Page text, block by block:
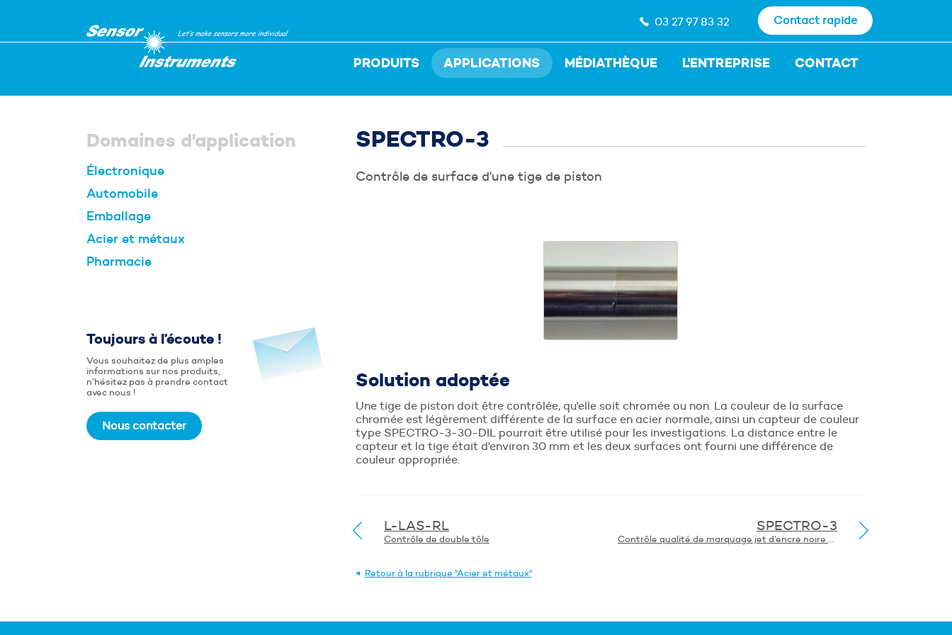
Être rappelé par un conseiller
Votre nom et prénom
Votre téléphone
03 27 97 83 32 Contact rapide
PRODUITS APPLICATIONS MÉDIATHÈQUE L'ENTREPRISE CONTACT
SPECTRO-3
Contrôle de surface d'une tige de piston
Solution adoptée
Une tige de piston doit être contrôlée, qu'elle soit chromée ou non. La couleur de la surface
chromée est légèrement différente de la surface en acier normale, ainsi un capteur de couleur
type SPECTRO-3-30-DIL pourrait être utilisé pour les investigations. La distance entre le
capteur et la tige était d'environ 30 mm et les deux surfaces ont fourni une différence de
couleur appropriée.
L-LAS-RL
Contrôle de double tôle
SPECTRO-3
Retour à la rubrique "Acier et métaux"
Domaines d'application
Électronique
Automobile
Emballage
Acier et métaux
Pharmacie
Toujours à l’écoute !
Vous souhaitez de plus amples
informations sur nos produits,
n’hésitez pas à prendre contact
avec nous !
Nous contacter